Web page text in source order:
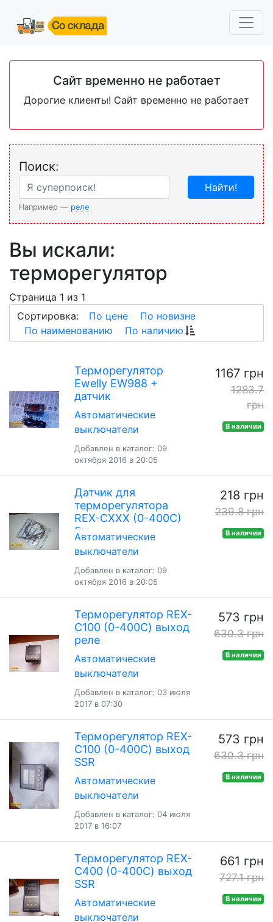
Сайт временно не работает
Дорогие клиенты! Сайт временно не работает
Поиск:
Например — реле
Найти!
Вы искали:
терморегулятор
Страница 1 из 1
Сортировка:
По цене
По новизне
По наименованию
По наличию
Терморегулятор
Ewelly EW988 +
датчик
Автоматические
выключатели
Добавлен в каталог: 09
октября 2016 в 20:05
1167 грн
1283.7
грн
В наличии
Датчик для
терморегулятора
REX-CХХХ (0-400С)
5м
Автоматические
выключатели
Добавлен в каталог: 09
октября 2016 в 20:05
218 грн
239.8 грн
В наличии
Терморегулятор REX-
C100 (0-400С) выход
реле
Автоматические
выключатели
Добавлен в каталог: 03 июля
2017 в 07:30
573 грн
630.3 грн
В наличии
Терморегулятор REX-
C100 (0-400С) выход
SSR
Автоматические
выключатели
Добавлен в каталог: 04 июля
2017 в 16:07
573 грн
630.3 грн
В наличии
Терморегулятор REX-
C400 (0-400С) выход
SSR
Автоматические
выключатели
661 грн
727.1 грн
В наличии